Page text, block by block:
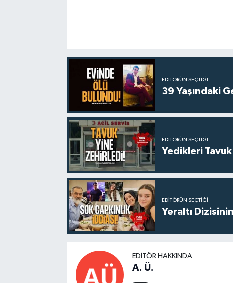
EDITÖRÜN SEÇTIĞI
39 Yaşındaki
EDITÖRÜN SEÇTIĞI
Yedikleri
EDITÖRÜN SEÇTIĞI
Yeraltı
EDITÖR HAKKINDA
A. Ü.